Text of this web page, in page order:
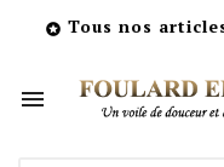
 Tous nos
